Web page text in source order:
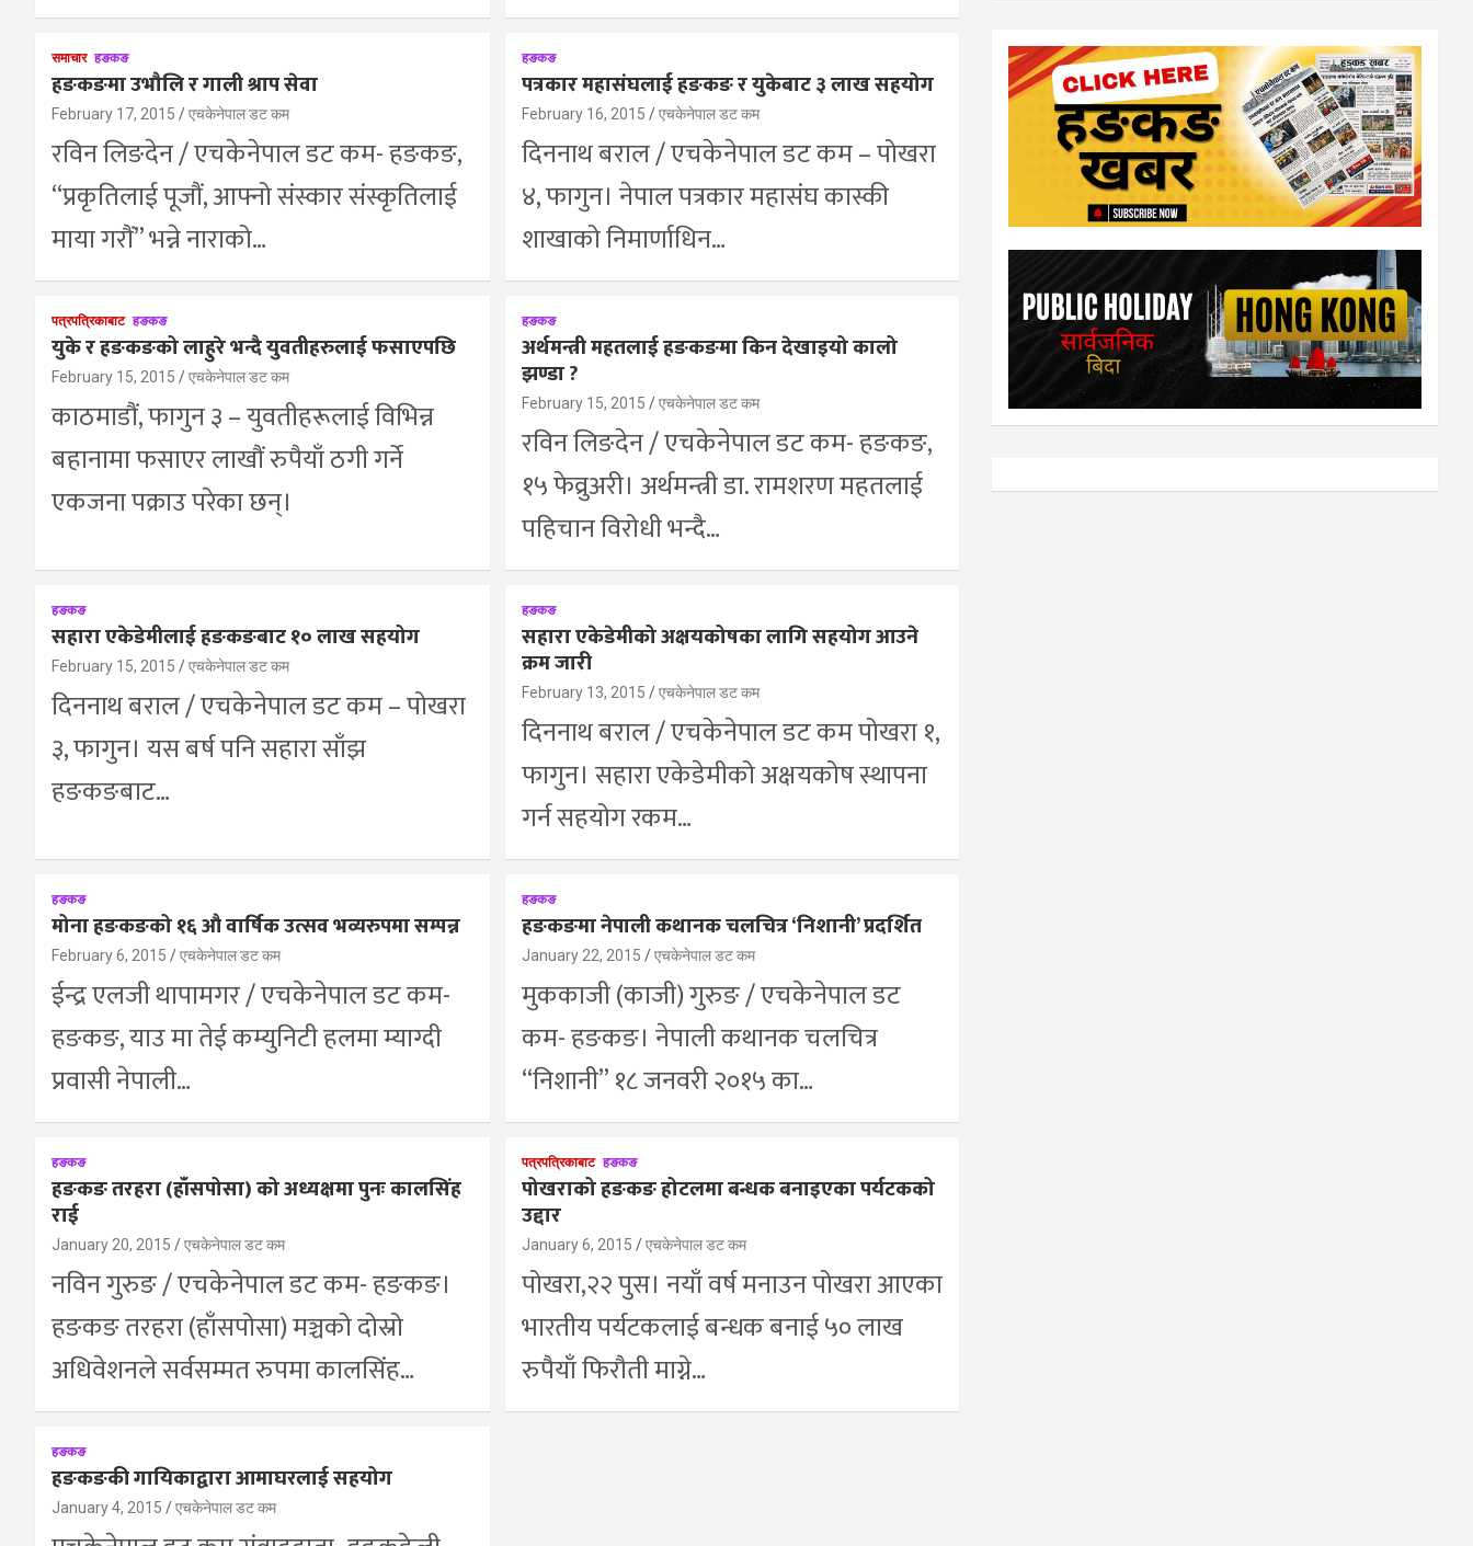
समाचार हङकङ
हङकङमा उभौलि र गाली श्राप सेवा
February 17, 2015 एचकेनेपाल डट कम
रविन लिङदेन / एचकेनेपाल डट कम- हङकङ,
“प्रकृतिलाई पूजौं, आफ्नो संस्कार संस्कृतिलाई
माया गरौं” भन्ने नाराको…
हङकङ
पत्रकार महासंघलाई हङकङ र युकेबाट ३ लाख सहयोग
February 16, 2015 एचकेनेपाल डट कम
दिननाथ बराल / एचकेनेपाल डट कम – पोखरा
४, फागुन। नेपाल पत्रकार महासंघ कास्की
शाखाको निमार्णाधिन…
पत्रपत्रिकाबाट हङकङ
युके र हङकङको लाहुरे भन्दै युवतीहरुलाई फसाएपछि
February 15, 2015 एचकेनेपाल डट कम
काठमाडौं, फागुन ३ – युवतीहरूलाई विभिन्न
बहानामा फसाएर लाखौं रुपैयाँ ठगी गर्ने
एकजना पक्राउ परेका छन्।
हङकङ
अर्थमन्त्री महतलाई हङकङमा किन देखाइयो कालो
झण्डा ?
February 15, 2015 एचकेनेपाल डट कम
रविन लिङदेन / एचकेनेपाल डट कम- हङकङ,
१५ फेव्रुअरी। अर्थमन्त्री डा. रामशरण महतलाई
पहिचान विरोधी भन्दै…
हङकङ
सहारा एकेडेमीलाई हङकङबाट १० लाख सहयोग
February 15, 2015 एचकेनेपाल डट कम
दिननाथ बराल / एचकेनेपाल डट कम – पोखरा
३, फागुन। यस बर्ष पनि सहारा साँझ
हङकङबाट…
हङकङ
सहारा एकेडेमीको अक्षयकोषका लागि सहयोग आउने
क्रम जारी
February 13, 2015 एचकेनेपाल डट कम
दिननाथ बराल / एचकेनेपाल डट कम पोखरा १,
फागुन। सहारा एकेडेमीको अक्षयकोष स्थापना
गर्न सहयोग रकम…
हङकङ
मोना हङकङको १६ औ वार्षिक उत्सव भव्यरुपमा सम्पन्न
February 6, 2015 एचकेनेपाल डट कम
ईन्द्र एलजी थापामगर / एचकेनेपाल डट कम-
हङकङ, याउ मा तेई कम्युनिटी हलमा म्याग्दी
प्रवासी नेपाली…
हङकङ
हङकङमा नेपाली कथानक चलचित्र ‘निशानी’ प्रदर्शित
January 22, 2015 एचकेनेपाल डट कम
मुककाजी (काजी) गुरुङ / एचकेनेपाल डट
कम- हङकङ। नेपाली कथानक चलचित्र
“निशानी” १८ जनवरी २०१५ का…
हङकङ
हङकङ तरहरा (हाँसपोसा) को अध्यक्षमा पुनः कालसिंह
राई
January 20, 2015 एचकेनेपाल डट कम
नविन गुरुङ / एचकेनेपाल डट कम- हङकङ।
हङकङ तरहरा (हाँसपोसा) मञ्चको दोस्रो
अधिवेशनले सर्वसम्मत रुपमा कालसिंह…
पत्रपत्रिकाबाट हङकङ
पोखराको हङकङ होटलमा बन्धक बनाइएका पर्यटकको
उद्दार
January 6, 2015 एचकेनेपाल डट कम
पोखरा,२२ पुस। नयाँ वर्ष मनाउन पोखरा आएका
भारतीय पर्यटकलाई बन्धक बनाई ५० लाख
रुपैयाँ फिरौती माग्ने…
हङकङ
हङकङकी गायिकाद्वारा आमाघरलाई सहयोग
January 4, 2015 एचकेनेपाल डट कम